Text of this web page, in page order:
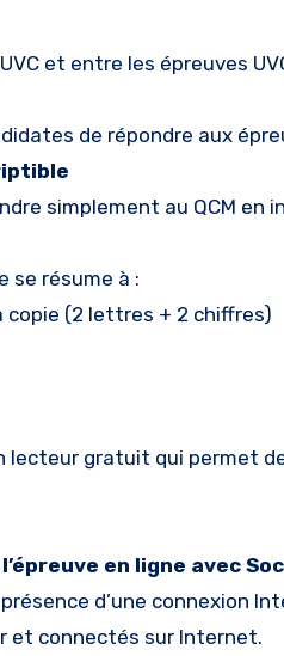
et entre les épreuves
de répondre aux
simplement au QCM en
se résume à :
copie (2 lettres + 2 chiffres)
lecteur gratuit qui permet
en ligne avec
d’une connexion
et connectés sur Internet.